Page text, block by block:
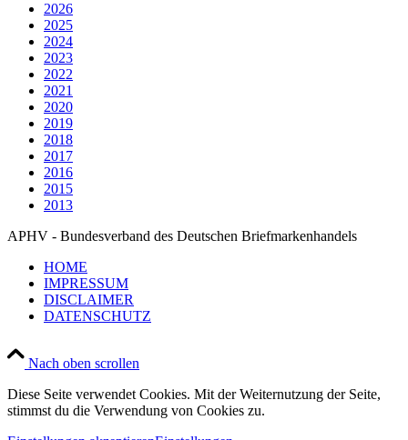
2026
2025
2024
2023
2022
2021
2020
2019
2018
2017
2016
2015
2013
APHV - Bundesverband des Deutschen Briefmarkenhandels
HOME
IMPRESSUM
DISCLAIMER
DATENSCHUTZ
Nach oben scrollen
Diese Seite verwendet Cookies. Mit der Weiternutzung der Seite,
stimmst du die Verwendung von Cookies zu.